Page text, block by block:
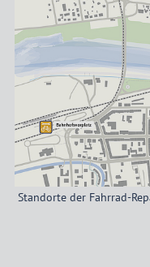
Standorte der Fahrrad-